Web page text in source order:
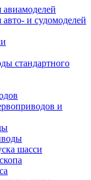
и судомоделей
стандартного
и
шасси